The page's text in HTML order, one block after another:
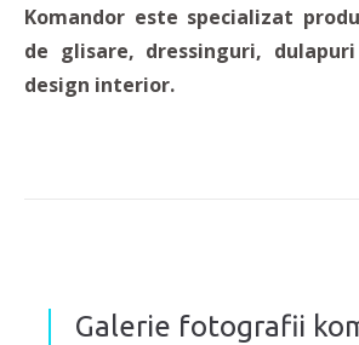
Komandor este specializat
de glisare, dressinguri,
design interior.
Galerie fotografii